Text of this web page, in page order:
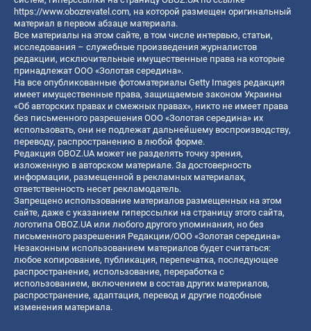
https://www.obozrevatel.com, на которой размещен оригинальный
материал в первом абзаце материала.
Все материалы на этом сайте, в том числе интервью, статьи,
исследования – служебные произведения журналистов
редакции, исключительные имущественные права на которые
принадлежат ООО «Золотая середина».
На все опубликованные фотоматериалы Getty Images редакция
имеет имущественные права, защищаемые законом Украины
«Об авторских правах и смежных правах», никто не имеет права
без письменного разрешения ООО «Золотая середина» их
использовать, они не подлежат дальнейшему воспроизводству,
переводу, распространению в любой форме.
Редакция OBOZ.UA может не разделять точку зрения,
изложенную в авторском материале. За достоверность
информации, размещенной в рекламных материалах,
ответственность несет рекламодатель.
Запрещено использование материалов размещенных на этом
сайте, даже с указанием гиперссылки на страницу этого сайта,
логотипа OBOZ.UA или любого другого упоминания, но без
письменного разрешения Редакции/ООО «Золотая середина»
Незаконным использованием материалов будет считаться:
любое копирование, публикация, перепечатка, последующее
распространение, использование, переработка с
использованием, включением в состав других материалов,
распространение, адаптация, перевод и другие подобные
изменения материала.